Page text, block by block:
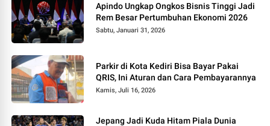
Apindo Ungkap Ongkos Bisnis Tinggi Jadi
Rem Besar Pertumbuhan Ekonomi 2026
Sabtu, Januari 31, 2026
Parkir di Kota Kediri Bisa Bayar Pakai
QRIS, Ini Aturan dan Cara Pembayarannya
Kamis, Juli 16, 2026
Jepang Jadi Kuda Hitam Piala Dunia